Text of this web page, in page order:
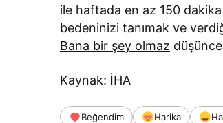
ile haftada en az 150
bedeninizi tanımak ve
Bana bir şey olmaz
Kaynak: İHA
Beğendim Harika